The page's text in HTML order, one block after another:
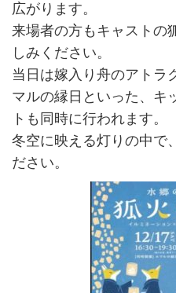
広がります。
来場者の方もキャストの
しみください。
当日は嫁入り舟のアトラ
マルの縁日といった、キ
トも同時に行われます。
冬空に映える灯りの中で
ださい。